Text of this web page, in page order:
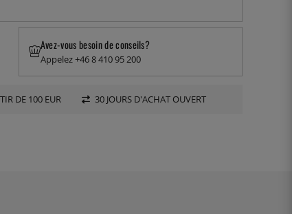
Avez-vous besoin de conseils?
Appelez +46 8 410 95 200
DE 100 EUR 30 JOURS D'ACHAT OUVERT